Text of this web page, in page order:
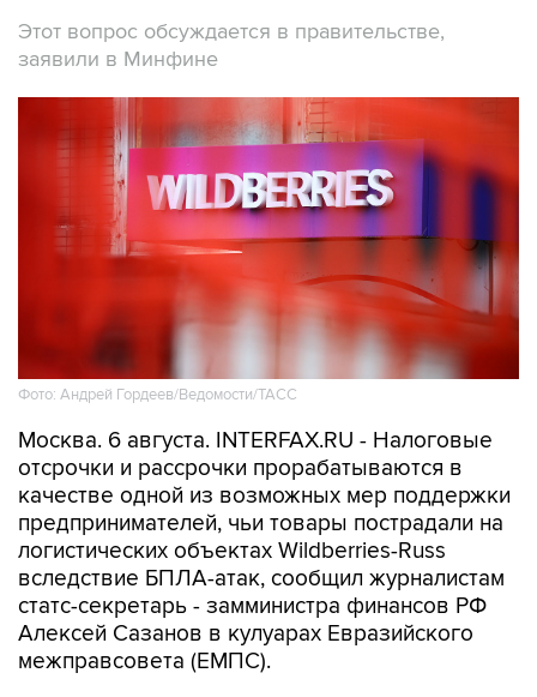
Этот вопрос обсуждается в правительстве,
заявили в Минфине
Фото: Андрей Гордеев/Ведомости/ТАСС
Москва. 6 августа. INTERFAX.RU - Налоговые
отсрочки и рассрочки прорабатываются в
качестве одной из возможных мер поддержки
предпринимателей, чьи товары пострадали на
логистических объектах Wildberries-Russ
вследствие БПЛА-атак, сообщил журналистам
статс-секретарь - замминистра финансов РФ
Алексей Сазанов в кулуарах Евразийского
межправсовета (ЕМПС).